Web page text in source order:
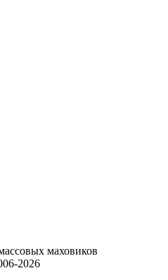
маховиков
2026